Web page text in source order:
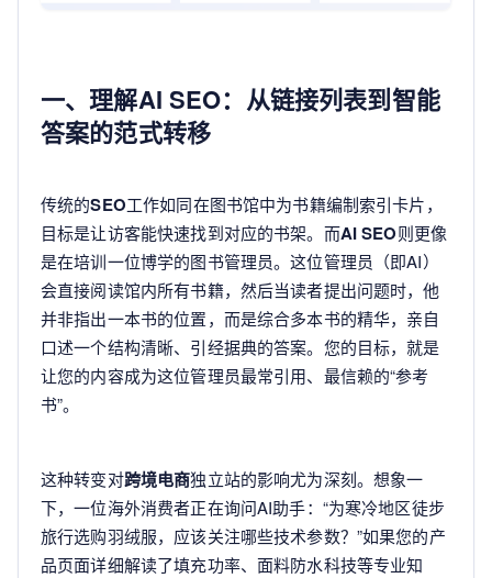
一、理解AI SEO：从链接列表到智能
答案的范式转移
传统的SEO工作如同在图书馆中为书籍编制索引卡片，
目标是让访客能快速找到对应的书架。而AI SEO则更像
是在培训一位博学的图书管理员。这位管理员（即AI）
会直接阅读馆内所有书籍，然后当读者提出问题时，他
并非指出一本书的位置，而是综合多本书的精华，亲自
口述一个结构清晰、引经据典的答案。您的目标，就是
让您的内容成为这位管理员最常引用、最信赖的“参考
书”。
这种转变对跨境电商独立站的影响尤为深刻。想象一
下，一位海外消费者正在询问AI助手：“为寒冷地区徒步
旅行选购羽绒服，应该关注哪些技术参数？”如果您的产
品页面详细解读了填充功率、面料防水科技等专业知